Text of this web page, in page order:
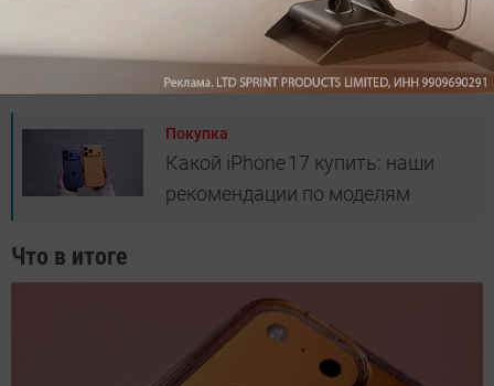
валютном рынке или усложнение логистики могут
в одночасье отправить ценники в космос, как это
уже бывало не раз.
Покупка
Какой iPhone 17 купить: наши
рекомендации по моделям
Что в итоге